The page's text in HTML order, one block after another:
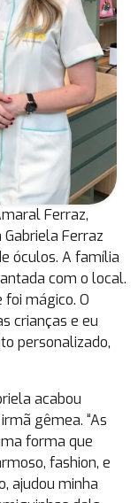
Ferraz,
Ferraz
óculos. A família
com o local.
mágico. O
crianças e eu
personalizado,
acabou
gêmea. “As
forma que
fashion, e
ajudou minha